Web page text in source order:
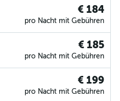
€ 184
pro Nacht mit Gebühren
€ 185
pro Nacht mit Gebühren
€ 199
pro Nacht mit Gebühren